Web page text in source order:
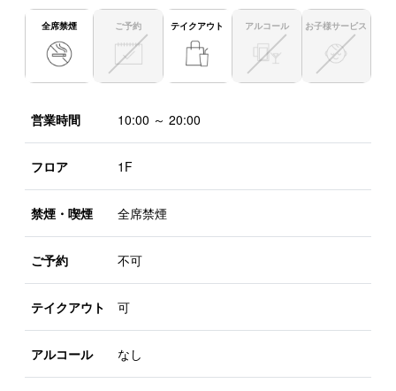
全席禁煙 ご予約 テイクアウト アルコール お子様サービス
営業時間 10:00 ～ 20:00
フロア 1F
禁煙・喫煙 全席禁煙
ご予約 不可
テイクアウト 可
アルコール なし